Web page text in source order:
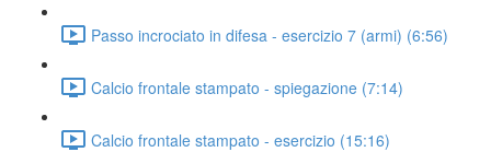
Passo incrociato in difesa - esercizio 7 (armi) (6:56)
Calcio frontale stampato - spiegazione (7:14)
Calcio frontale stampato - esercizio (15:16)